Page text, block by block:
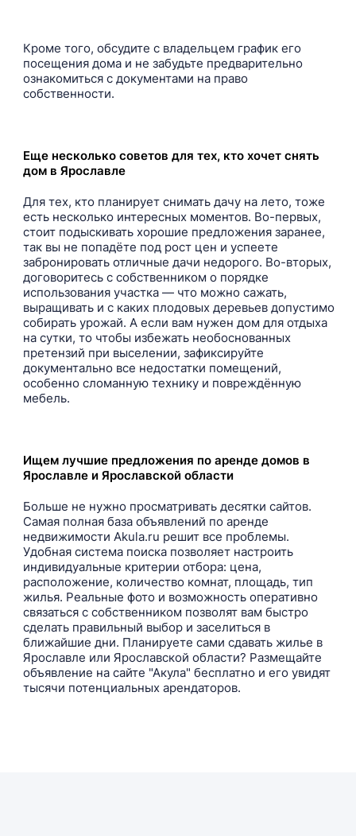
Кроме того, обсудите с владельцем график его
посещения дома и не забудьте предварительно
ознакомиться с документами на право
собственности.
Еще несколько советов для тех, кто хочет снять
дом в Ярославле
Для тех, кто планирует снимать дачу на лето, тоже
есть несколько интересных моментов. Во-первых,
стоит подыскивать хорошие предложения заранее,
так вы не попадёте под рост цен и успеете
забронировать отличные дачи недорого. Во-вторых,
договоритесь с собственником о порядке
использования участка — что можно сажать,
выращивать и с каких плодовых деревьев допустимо
собирать урожай. А если вам нужен дом для отдыха
на сутки, то чтобы избежать необоснованных
претензий при выселении, зафиксируйте
документально все недостатки помещений,
особенно сломанную технику и повреждённую
мебель.
Ищем лучшие предложения по аренде домов в
Ярославле и Ярославской области
Больше не нужно просматривать десятки сайтов.
Самая полная база объявлений по аренде
недвижимости Akula.ru решит все проблемы.
Удобная система поиска позволяет настроить
индивидуальные критерии отбора: цена,
расположение, количество комнат, площадь, тип
жилья. Реальные фото и возможность оперативно
связаться с собственником позволят вам быстро
сделать правильный выбор и заселиться в
ближайшие дни. Планируете сами сдавать жилье в
Ярославле или Ярославской области? Размещайте
объявление на сайте "Акула" бесплатно и его увидят
тысячи потенциальных арендаторов.